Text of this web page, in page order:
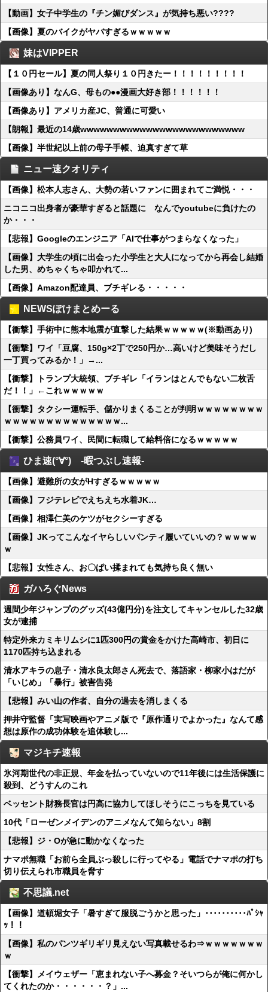
【動画】女子中学生の『チン媚びダンス』が気持ち悪い????
【画像】夏のバイクがヤバすぎるｗｗｗｗｗ
妹はVIPPER
【１０円セール】夏の同人祭り１０円きたー！！！！！！！！！
【画像あり】なんG、母もの●●漫画大好き部！！！！！！
【画像あり】アメリカ産JC、普通に可愛い
【朗報】最近の14歳wwwwwwwwwwwwwwwwwwwwwwwww
【画像】半世紀以上前の母子手帳、迫真すぎて草
ニュー速クオリティ
【画像】松本人志さん、大勢の若いファンに囲まれてご満悦・・・
ニコニコ出身者が豪華すぎると話題に なんでyoutubeに負けたの
か・・・
【悲報】Googleのエンジニア「AIで仕事がつまらなくなった」
【画像】大学生の頃に出会った小学生と大人になってから再会し結婚
した男、めちゃくちゃ叩かれて...
【画像】Amazon配達員、ブチギレる・・・・・
NEWSぽけまとめーる
【衝撃】手術中に熊本地震が直撃した結果ｗｗｗｗｗ(※動画あり)
【衝撃】ワイ「豆腐、150g×2丁で250円か…高いけど美味そうだし
一丁買ってみるか！」→...
【衝撃】トランプ大統領、ブチギレ「イランはとんでもない二枚舌
だ！！」←これｗｗｗｗｗ
【衝撃】タクシー運転手、儲かりまくることが判明ｗｗｗｗｗｗｗｗ
ｗｗｗｗｗｗｗｗｗｗｗｗｗｗ...
【衝撃】公務員ワイ、民間に転職して給料倍になるｗｗｗｗｗ
ひま速(°∀°) -暇つぶし速報-
【画像】避難所の女がHすぎるｗｗｗｗｗ
【画像】フジテレビでえちえち水着JK…
【画像】相澤仁美のケツがセクシーすぎる
【画像】JKってこんなイヤらしいパンティ履いていいの？ｗｗｗｗ
ｗ
【悲報】女性さん、お〇ぱい揉まれても気持ち良く無い
ガハろぐNews
週間少年ジャンプのグッズ(43億円分)を注文してキャンセルした32歳
女が逮捕
特定外来カミキリムシに1匹300円の賞金をかけた高崎市、初日に
1170匹持ち込まれる
清水アキラの息子・清水良太郎さん死去で、落語家・柳家小はだが
「いじめ」「暴行」被害告発
【悲報】みい山の作者、自分の過去を消しまくる
押井守監督「実写映画やアニメ版で『原作通りでよかった』なんて感
想は原作の成功体験を追体験し...
マジキチ速報
氷河期世代の非正規、年金を払っていないので11年後には生活保護に
殺到、どうすんのこれ
ベッセント財務長官は円高に協力してほしそうにこっちを見ている
10代「ローゼンメイデンのアニメなんて知らない」8割
【悲報】ジ・Oが急に動かなくなった
ナマポ無職「お前ら全員ぶっ殺しに行ってやる」電話でナマポの打ち
切り伝えられ市職員を脅す
不思議.net
【画像】道頓堀女子「暑すぎて服脱ごうかと思った」･･････････ﾊﾟｼｬ
ｯ！！
【画像】私のパンツギリギリ見えない写真載せるわ⇒ｗｗｗｗｗｗｗ
ｗ
【衝撃】メイウェザー「恵まれない子へ募金？そいつらが俺に何かし
てくれたのか・・・・・・？」...